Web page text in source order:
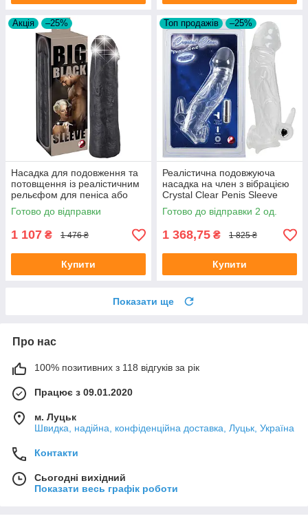
Акція –25%
Насадка для подовження та
потовщення із реалістичним
рельєфом для пеніса або
вібратора Penis Sleeve Black
Готово до відправки
1 107 ₴ 1 476 ₴
Купити
Топ продажів –25%
Реалістична подовжуюча
насадка на член з вібрацією
Crystal Clear Penis Sleeve
With Extension And Vibration
Готово до відправки 2 од.
1 368,75 ₴ 1 825 ₴
Купити
Показати ще
Про нас
100% позитивних з 118 відгуків за рік
Працює з 09.01.2020
м. Луцьк
Швидка, надійна, конфіденційна доставка, Луцьк, Україна
Контакти
Сьогодні вихідний
Показати весь графік роботи